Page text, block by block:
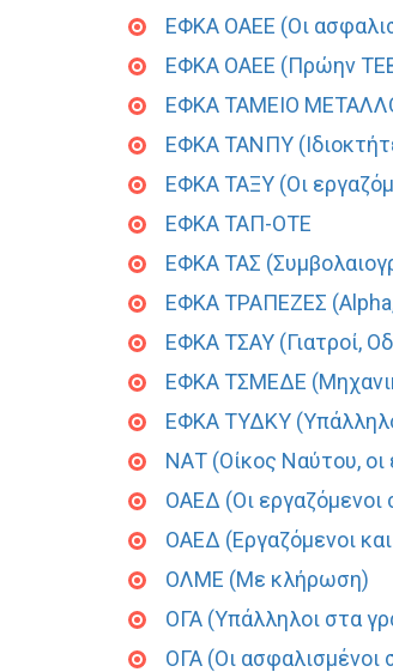
ΕΦΚΑ ΟΑΕΕ (Οι
ΕΦΚΑ ΟΑΕΕ (Πρώην
ΕΦΚΑ ΤΑΜΕΙΟ
ΕΦΚΑ ΤΑΝΠΥ
ΕΦΚΑ ΤΑΞΥ (Οι
ΕΦΚΑ ΤΑΠ-ΟΤΕ
ΕΦΚΑ ΤΑΣ
ΕΦΚΑ ΤΡΑΠΕΖΕΣ
ΕΦΚΑ ΤΣΑΥ (Γιατροί,
ΕΦΚΑ ΤΣΜΕΔΕ
ΕΦΚΑ ΤΥΔΚΥ
ΝΑΤ (Οίκος Ναύτου, οι
ΟΑΕΔ (Οι εργαζόμενοι
ΟΑΕΔ (Εργαζόμενοι
ΟΛΜΕ (Με κλήρωση)
ΟΓΑ (Υπάλληλοι στα
ΟΓΑ (Oι ασφαλισμένοι